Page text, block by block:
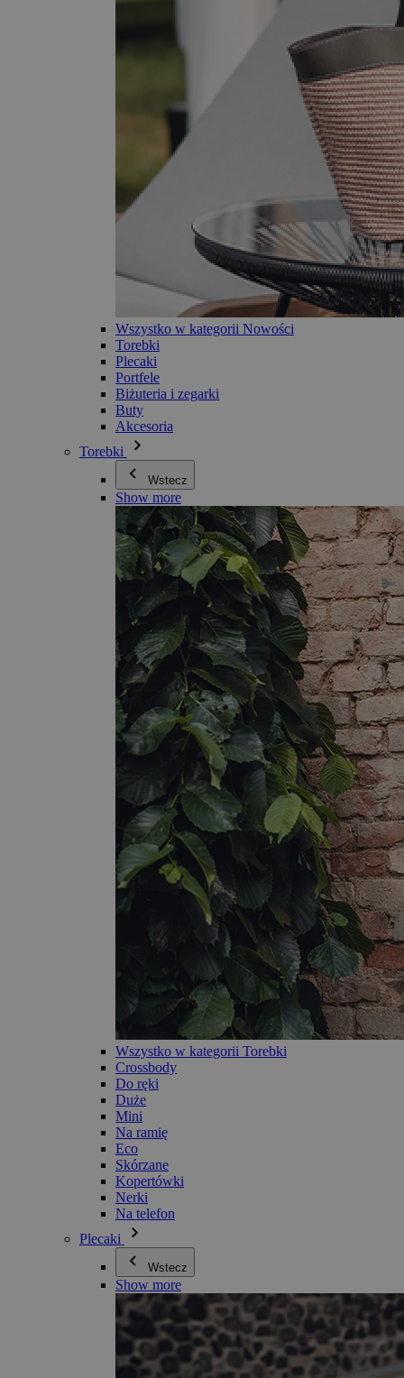
Wszystko w kategorii Nowości
Torebki
Plecaki
Portfele
Biżuteria i zegarki
Buty
Akcesoria
Torebki
Wstecz
Show more
Wszystko w kategorii Torebki
Crossbody
Do ręki
Duże
Mini
Na ramię
Eco
Skórzane
Kopertówki
Nerki
Na telefon
Plecaki
Wstecz
Show more